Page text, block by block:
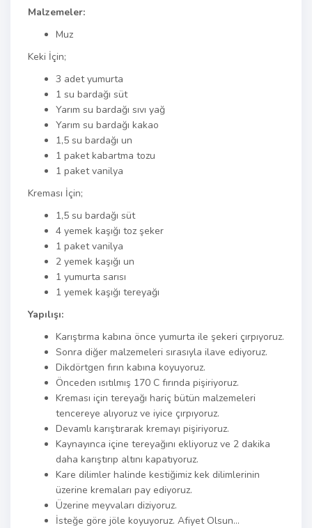
Malzemeler:
Muz
Keki İçin;
3 adet yumurta
1 su bardağı süt
Yarım su bardağı sıvı yağ
Yarım su bardağı kakao
1,5 su bardağı un
1 paket kabartma tozu
1 paket vanilya
Kreması İçin;
1,5 su bardağı süt
4 yemek kaşığı toz şeker
1 paket vanilya
2 yemek kaşığı un
1 yumurta sarısı
1 yemek kaşığı tereyağı
Yapılışı:
Karıştırma kabına önce yumurta ile şekeri çırpıyoruz.
Sonra diğer malzemeleri sırasıyla ilave ediyoruz.
Dikdörtgen fırın kabına koyuyoruz.
Önceden ısıtılmış 170 C fırında pişiriyoruz.
Kreması için tereyağı hariç bütün malzemeleri
tencereye alıyoruz ve iyice çırpıyoruz.
Devamlı karıştırarak kremayı pişiriyoruz.
Kaynayınca içine tereyağını ekliyoruz ve 2 dakika
daha karıştırıp altını kapatıyoruz.
Kare dilimler halinde kestiğimiz kek dilimlerinin
üzerine kremaları pay ediyoruz.
Üzerine meyvaları diziyoruz.
İsteğe göre jöle koyuyoruz. Afiyet Olsun…